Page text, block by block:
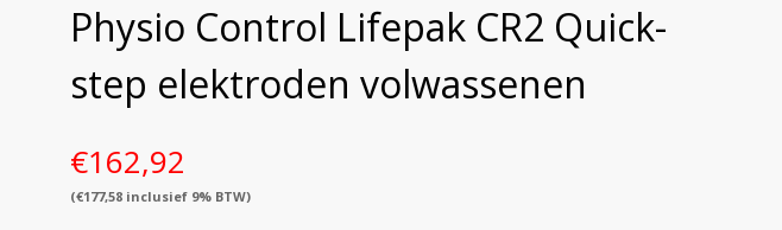
Physio Control Lifepak CR2 Quick-
step elektroden volwassenen
€162,92
(€177,58inclusief 9% BTW)